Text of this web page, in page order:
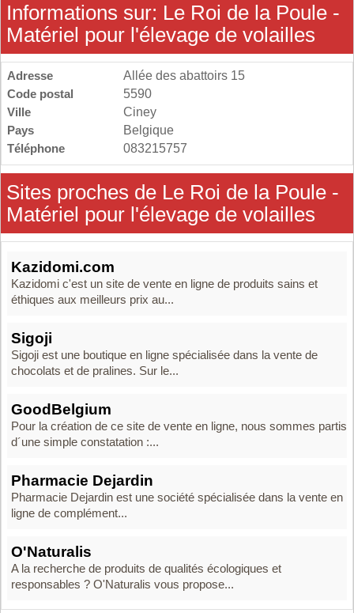
Informations sur: Le Roi de la Poule -
Matériel pour l'élevage de volailles
Adresse
Allée des abattoirs 15
Code postal
5590
Ville
Ciney
Pays
Belgique
Téléphone
083215757
Sites proches de Le Roi de la Poule -
Matériel pour l'élevage de volailles
Kazidomi.com
Kazidomi c'est un site de vente en ligne de produits sains et
éthiques aux meilleurs prix au...
Sigoji
Sigoji est une boutique en ligne spécialisée dans la vente de
chocolats et de pralines. Sur le...
GoodBelgium
Pour la création de ce site de vente en ligne, nous sommes partis
d´une simple constatation :...
Pharmacie Dejardin
Pharmacie Dejardin est une société spécialisée dans la vente en
ligne de complément...
O'Naturalis
A la recherche de produits de qualités écologiques et
responsables ? O'Naturalis vous propose...